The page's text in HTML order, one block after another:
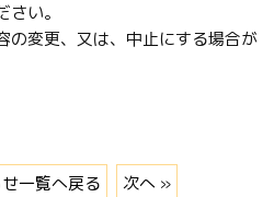
い。
変更、又は、中止にする場合が
一覧へ戻る 次へ »